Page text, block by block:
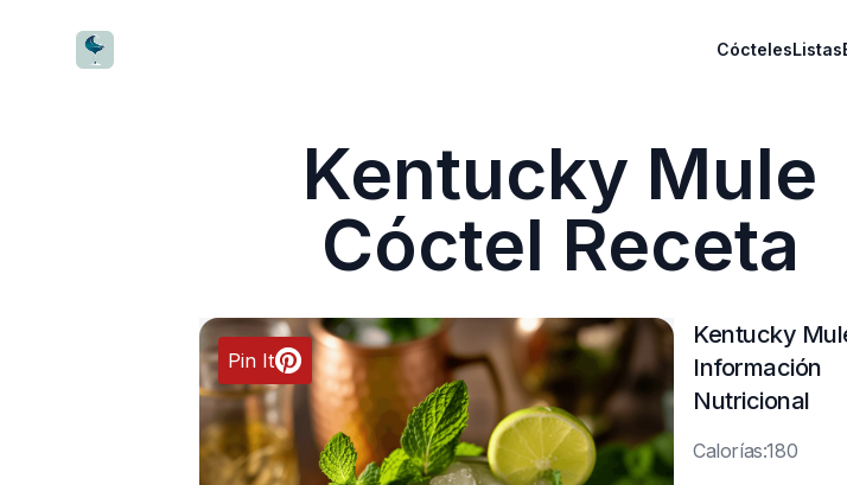
CocktailWave CóctelesListas
Kentucky Mule
Cóctel Receta
Pin It
Kentucky
Información
Nutricional
Calorías:180